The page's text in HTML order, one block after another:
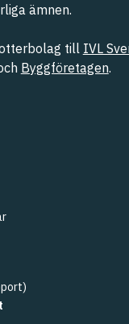
ämnen.
till IVL
Byggföretagen.